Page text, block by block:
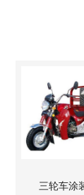
三轮车涂